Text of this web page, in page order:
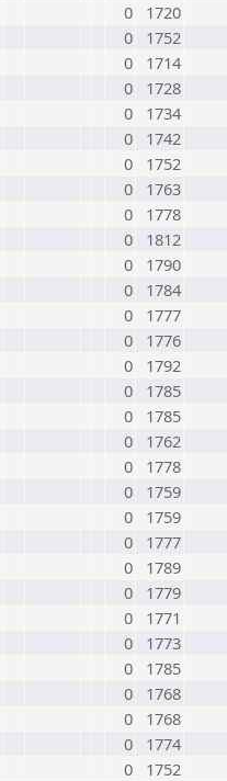
0
1720
0
1752
0
1714
0
1728
0
1734
0
1742
0
1752
0
1763
0
1778
0
1812
0
1790
0
1784
0
1777
0
1776
0
1792
0
1785
0
1785
0
1762
0
1778
0
1759
0
1759
0
1777
0
1789
0
1779
0
1771
0
1773
0
1785
0
1768
0
1768
0
1774
0
1752